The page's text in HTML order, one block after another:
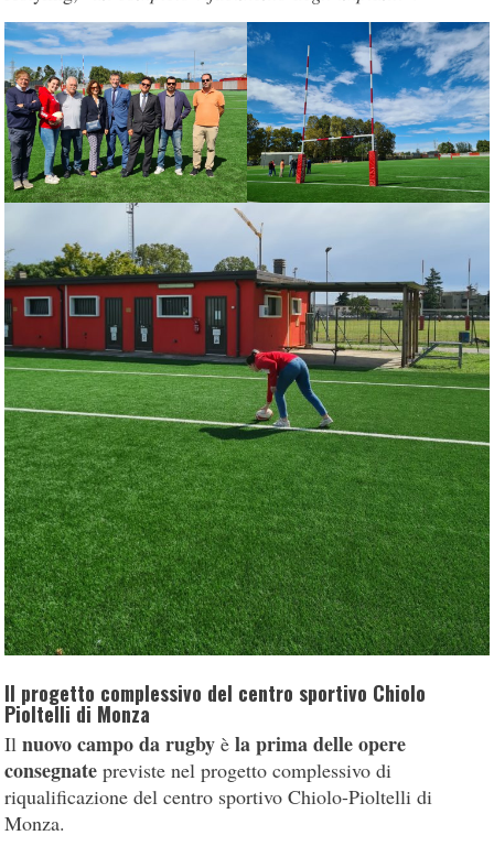
Il progetto complessivo del centro sportivo Chiolo
Pioltelli di Monza
Ilnuovo campo da rugby èla prima delle opere
consegnate previste nel progetto complessivo di
riqualificazione del centro sportivo Chiolo-Pioltelli di
Monza.